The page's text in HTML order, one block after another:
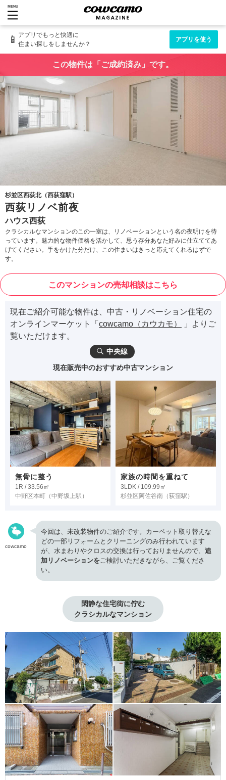
MENU
📱 アプリでもっと快適に
住まい探しをしませんか？
アプリを使う
この物件は「ご成約済み」です。
杉並区西荻北（西荻窪駅）
西荻リノベ前夜
ハウス西荻
クラシカルなマンションのこの一室は、リノベーションという名の夜明けを待
っています。魅力的な物件価格を活かして、思う存分あなた好みに仕立ててあ
げてください。手をかけた分だけ、この住まいはきっと応えてくれるはずで
す。
このマンションの売却相談はこちら
現在ご紹介可能な物件は、中古・リノベーション住宅の
オンラインマーケット「 cowcamo（カウカモ）
」よりご
覧いただけます。
中央線
現在販売中のおすすめ中古マンション
無骨に整う
1R / 33.56㎡
中野区本町 （中野坂上駅）
家族の時間を重ねて
3LDK / 109.99㎡
杉並区阿佐谷南 （荻窪駅）
cowcamo
今回は、未改装物件のご紹介です。カーペット取り替えな
どの一部リフォームとクリーニングのみ行われています
が、水まわりやクロスの交換は行っておりませんので、 追
加リノベーションをご検討いただきながら、ご覧くださ
い。
閑静な住宅街に佇む
クラシカルなマンション